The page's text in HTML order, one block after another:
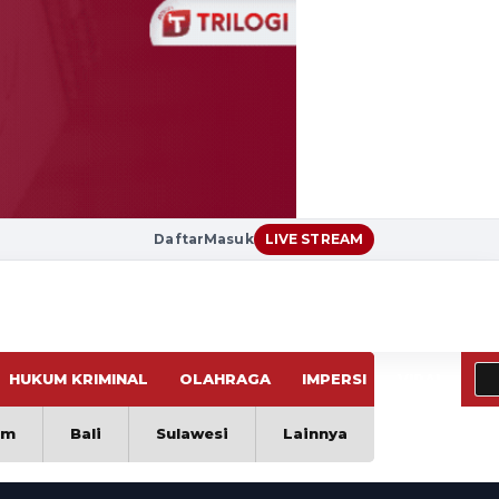
DaftarMasuk LIVE STREAM
HUKUM KRIMINAL OLAHRAGA IMPERSI
Bali Sulawesi Lainnya